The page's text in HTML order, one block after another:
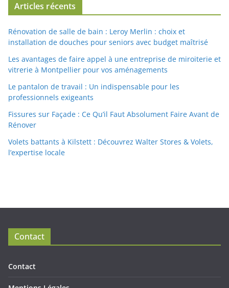
Articles récents
Rénovation de salle de bain : Leroy Merlin : choix et
installation de douches pour seniors avec budget maîtrisé
Les avantages de faire appel à une entreprise de miroiterie et
vitrerie à Montpellier pour vos aménagements
Le pantalon de travail : Un indispensable pour les
professionnels exigeants
Fissures sur Façade : Ce Qu’il Faut Absolument Faire Avant de
Rénover
Volets battants à Kilstett : Découvrez Walter Stores & Volets,
l’expertise locale
Contact
Contact